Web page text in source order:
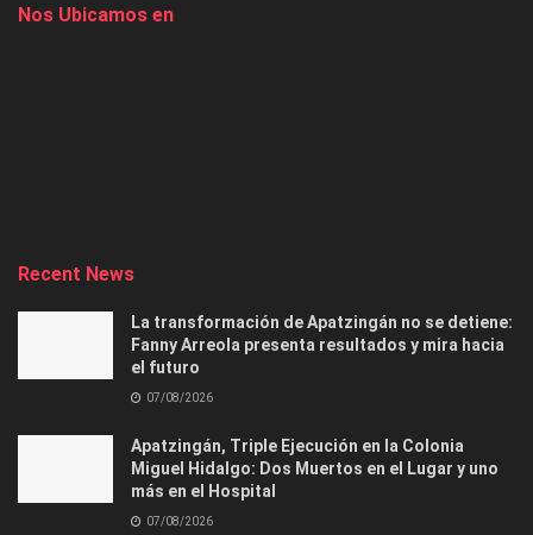
Nos Ubicamos en
Recent News
La transformación de Apatzingán no se detiene:
Fanny Arreola presenta resultados y mira hacia
el futuro
07/08/2026
Apatzingán, Triple Ejecución en la Colonia
Miguel Hidalgo: Dos Muertos en el Lugar y uno
más en el Hospital
07/08/2026